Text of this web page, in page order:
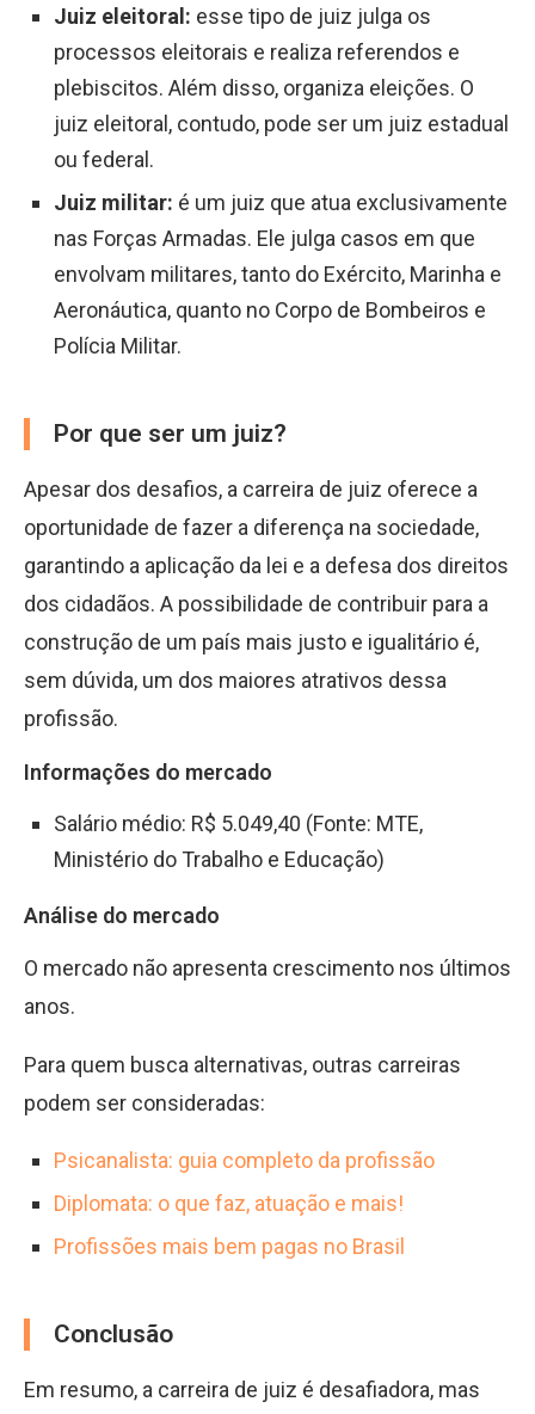
Juiz eleitoral: esse tipo de juiz julga os
processos eleitorais e realiza referendos e
plebiscitos. Além disso, organiza eleições. O
juiz eleitoral, contudo, pode ser um juiz estadual
ou federal.
Juiz militar: é um juiz que atua exclusivamente
nas Forças Armadas. Ele julga casos em que
envolvam militares, tanto do Exército, Marinha e
Aeronáutica, quanto no Corpo de Bombeiros e
Polícia Militar.
Por que ser um juiz?
Apesar dos desafios, a carreira de juiz oferece a
oportunidade de fazer a diferença na sociedade,
garantindo a aplicação da lei e a defesa dos direitos
dos cidadãos. A possibilidade de contribuir para a
construção de um país mais justo e igualitário é,
sem dúvida, um dos maiores atrativos dessa
profissão.
Informações do mercado
Salário médio: R$ 5.049,40 (Fonte: MTE,
Ministério do Trabalho e Educação)
Análise do mercado
O mercado não apresenta crescimento nos últimos
anos.
Para quem busca alternativas, outras carreiras
podem ser consideradas:
Psicanalista: guia completo da profissão
Diplomata: o que faz, atuação e mais!
Profissões mais bem pagas no Brasil
Conclusão
Em resumo, a carreira de juiz é desafiadora, mas